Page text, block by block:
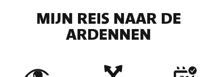
MIJN REIS NAAR DE
ARDENNEN